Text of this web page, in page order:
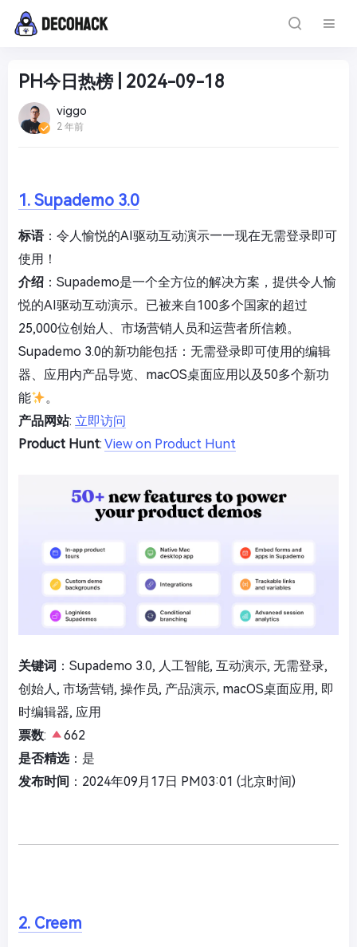
PH今日热榜 | 2024-09-18
viggo
2 年前
1. Supademo 3.0
标语：令人愉悦的AI驱动互动演示——现在无需登录即可
使用！
介绍 ：Supademo是一个全方位的解决方案，提供令人愉
悦的AI驱动互动演示。已被来自100多个国家的超过
25,000位创始人、市场营销人员和运营者所信赖。
Supademo 3.0的新功能包括：无需登录即可使用的编辑
器、应用内产品导览、macOS桌面应用以及50多个新功
能
。
产品网站: 立即访问
Product Hunt: View on Product Hunt
关键词 ：Supademo 3.0, 人工智能, 互动演示, 无需登录,
创始人, 市场营销, 操作员, 产品演示, macOS桌面应用, 即
时编辑器, 应用
票数:
662
是否精选：是
发布时间 ：2024年09月17日 PM03:01 (北京时间)
2. Creem